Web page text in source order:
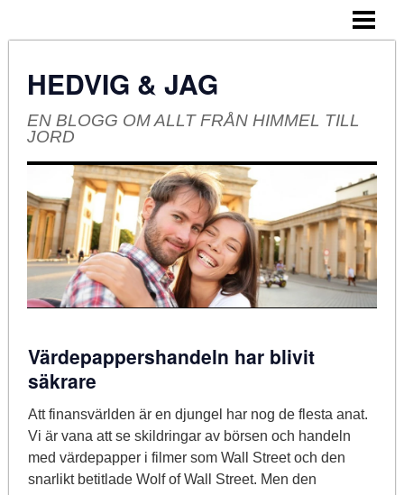
HEDVIG & JAG
EN BLOGG OM ALLT FRÅN HIMMEL TILL
JORD
Värdepappershandeln har blivit
säkrare
Att finansvärlden är en djungel har nog de flesta anat.
Vi är vana att se skildringar av börsen och handeln
med värdepapper i filmer som Wall Street och den
snarlikt betitlade Wolf of Wall Street. Men den